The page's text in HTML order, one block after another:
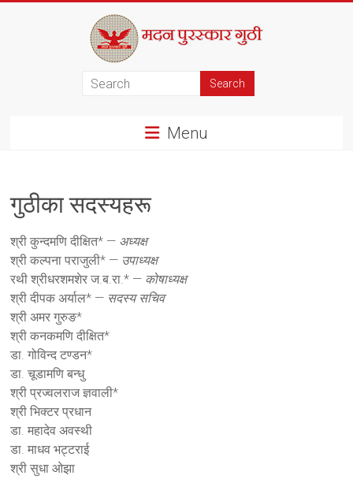
Menu
गुठीका सदस्यहरू
श्री कुन्दमणि दीक्षित* — अध्यक्ष
श्री कल्पना पराजुली* — उपाध्यक्ष
रथी श्रीधरशमशेर ज.ब.रा.* — कोषाध्यक्ष
श्री दीपक अर्याल* — सदस्य सचिव
श्री अमर गुरुङ*
श्री कनकमणि दीक्षित*
डा. गोविन्द टण्डन*
डा. चूडामणि बन्धु
श्री प्रज्वलराज ज्ञवाली*
श्री भिक्टर प्रधान
डा. महादेव अवस्थी
डा. माधव भट्टराई
श्री सुधा ओझा